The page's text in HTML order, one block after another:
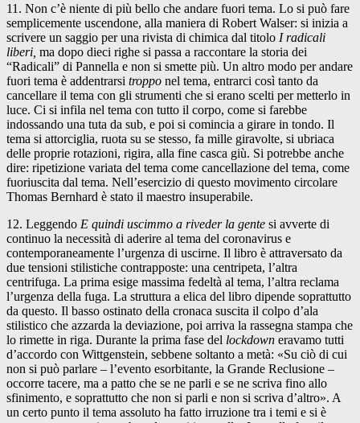
11. Non c’è niente di più bello che andare fuori tema. Lo si può fare
semplicemente uscendone, alla maniera di Robert Walser: si inizia a
scrivere un saggio per una rivista di chimica dal titolo I radicali
liberi, ma dopo dieci righe si passa a raccontare la storia dei
“Radicali” di Pannella e non si smette più. Un altro modo per andare
fuori tema è addentrarsi troppo nel tema, entrarci così tanto da
cancellare il tema con gli strumenti che si erano scelti per metterlo in
luce. Ci si infila nel tema con tutto il corpo, come si farebbe
indossando una tuta da sub, e poi si comincia a girare in tondo. Il
tema si attorciglia, ruota su se stesso, fa mille giravolte, si ubriaca
delle proprie rotazioni, rigira, alla fine casca giù. Si potrebbe anche
dire: ripetizione variata del tema come cancellazione del tema, come
fuoriuscita dal tema. Nell’esercizio di questo movimento circolare
Thomas Bernhard è stato il maestro insuperabile.
12. Leggendo E quindi uscimmo a riveder la gente si avverte di
continuo la necessità di aderire al tema del coronavirus e
contemporaneamente l’urgenza di uscirne. Il libro è attraversato da
due tensioni stilistiche contrapposte: una centripeta, l’altra
centrifuga. La prima esige massima fedeltà al tema, l’altra reclama
l’urgenza della fuga. La struttura a elica del libro dipende soprattutto
da questo. Il basso ostinato della cronaca suscita il colpo d’ala
stilistico che azzarda la deviazione, poi arriva la rassegna stampa che
lo rimette in riga. Durante la prima fase del lockdown eravamo tutti
d’accordo con Wittgenstein, sebbene soltanto a metà: «Su ciò di cui
non si può parlare – l’evento esorbitante, la Grande Reclusione –
occorre tacere, ma a patto che se ne parli e se ne scriva fino allo
sfinimento, e soprattutto che non si parli e non si scriva d’altro». A
un certo punto il tema assoluto ha fatto irruzione tra i temi e si è